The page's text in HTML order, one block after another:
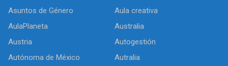
Asuntos de Género
Aula creativa
AulaPlaneta
Australia
Austria
Autogestión
Autónoma de México
Autralia